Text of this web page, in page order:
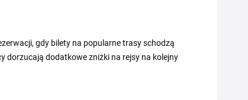
gdy bilety na popularne trasy schodzą
dorzucają dodatkowe zniżki na rejsy na kolejny